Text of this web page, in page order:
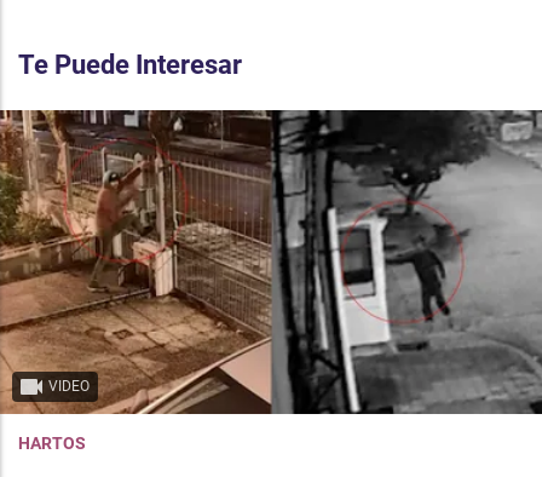
Te Puede Interesar
VIDEO
HARTOS